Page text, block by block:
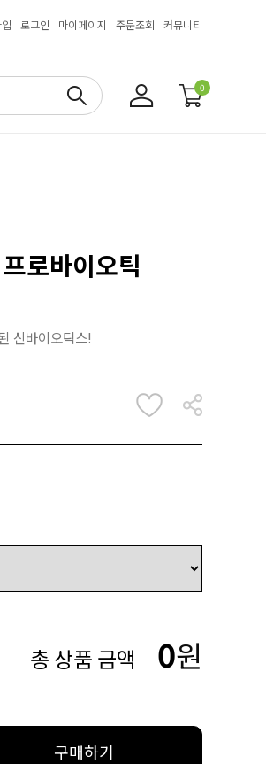
로그인 마이페이지 주문조회 커뮤니티
0
로바이오틱
신바이오틱스!
총 상품 금액 0원
구매하기